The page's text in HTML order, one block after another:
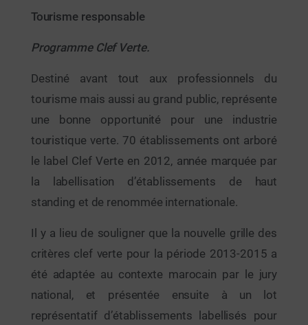
Tourisme responsable
Programme Clef Verte.
Destiné avant tout aux professionnels du
tourisme mais aussi au grand public, représente
une bonne opportunité pour une industrie
touristique verte. 70 établissements ont arboré
le label Clef Verte en 2012, année marquée par
la labellisation d’établissements de haut
standing et de renommée internationale.
Il y a lieu de souligner que la nouvelle grille des
critères clef verte pour la période 2013-2015 a
été adaptée au contexte marocain par le jury
national, et présentée ensuite à un lot
représentatif d’établissements labellisés pour